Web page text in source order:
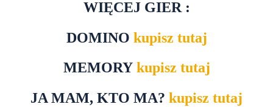
WIĘCEJ GIER :
DOMINO kupisz tutaj
MEMORY kupisz tutaj
JA MAM, KTO MA? kupisz tutaj